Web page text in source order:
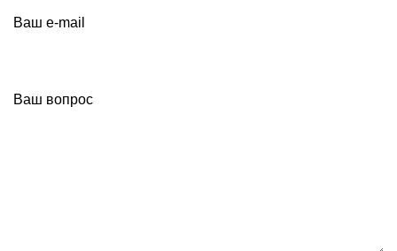
Ваш e-mail
Ваш вопрос